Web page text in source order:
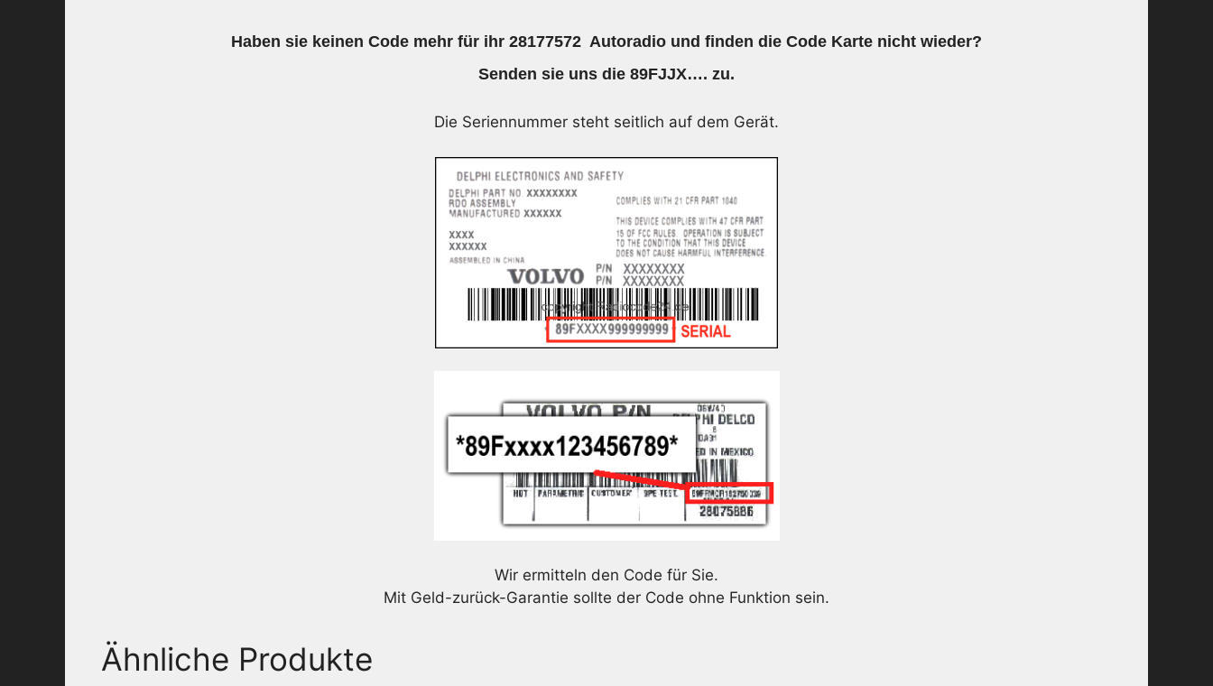
Haben sie keinen Code mehr für ihr 28177572 Autoradio und finden die Code Karte nicht wieder?
Senden sie uns die 89FJJX…. zu.
Die Seriennummer steht seitlich auf dem Gerät.
Wir ermitteln den Code für Sie.
Mit Geld-zurück-Garantie sollte der Code ohne Funktion sein.
Ähnliche Produkte